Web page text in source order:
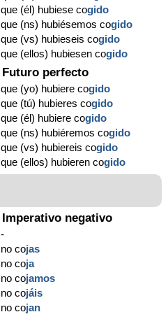
que (él) hubiese cogido
que (ns) hubiésemos cogido
que (vs) hubieseis cogido
que (ellos) hubiesen cogido
Futuro perfecto
que (yo) hubiere cogido
que (tú) hubieres cogido
que (él) hubiere cogido
que (ns) hubiéremos cogido
que (vs) hubiereis cogido
que (ellos) hubieren cogido
Imperativo negativo
-
no cojas
no coja
no cojamos
no cojáis
no cojan